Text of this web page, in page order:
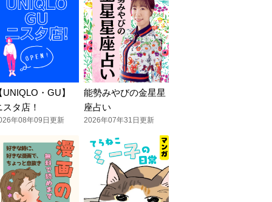
UNIQLO・GU】
スタ店！
年08年09日更新
能勢みやびの金星星
座占い
2026年07年31日更新